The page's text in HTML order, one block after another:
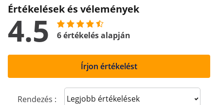
Értékelések és vélemények
4.5 6 értékelés alapján
Írjon értékelést
Rendezés : Sort reviews